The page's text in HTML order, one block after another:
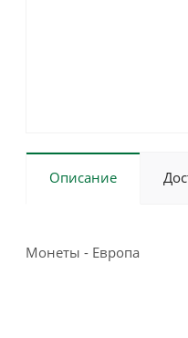
Описание
Монеты - Европа